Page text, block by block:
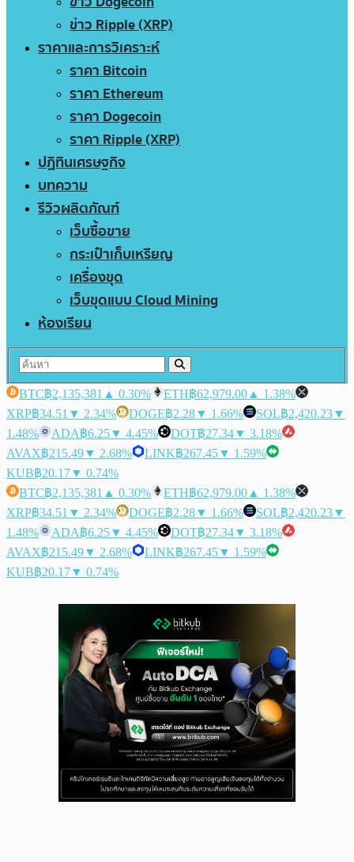
ข่าว Ripple (XRP)
ราคาและการวิเคราะห์
ราคา Bitcoin
ราคา Ethereum
ราคา Dogecoin
ราคา Ripple (XRP)
ปฏิทินเศรษฐกิจ
บทความ
รีวิวผลิตภัณฑ์
เว็บซื้อขาย
กระเป๋าเก็บเหรียญ
เครื่องขุด
เว็บขุดแบบ Cloud Mining
ห้องเรียน
BTC฿2,135,381 ▲ 0.30% ETH฿62,979.00 ▲ 1.38%
XRP฿34.51 ▼ 2.34% DOGE฿2.28▼ 1.66% SOL฿2,420.23▼
1.48%
ADA฿6.25▼ 4.45% DOT฿27.34▼ 3.18%
AVAX฿215.49▼ 2.68% LINK฿267.45▼ 1.59%
KUB฿20.17▼ 0.74%
BTC฿2,135,381 ▲ 0.30% ETH฿62,979.00 ▲ 1.38%
XRP฿34.51 ▼ 2.34% DOGE฿2.28▼ 1.66% SOL฿2,420.23▼
1.48%
ADA฿6.25▼ 4.45% DOT฿27.34▼ 3.18%
AVAX฿215.49▼ 2.68% LINK฿267.45▼ 1.59%
KUB฿20.17▼ 0.74%